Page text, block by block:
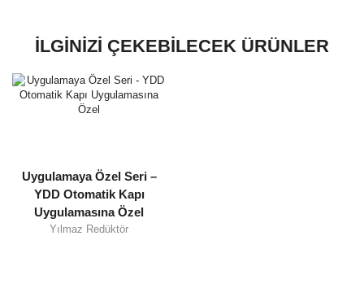
İLGINIZI ÇEKEBILECEK ÜRÜNLER
Uygulamaya Özel Seri –
YDD Otomatik Kapı
Uygulamasına Özel
Yılmaz Redüktör